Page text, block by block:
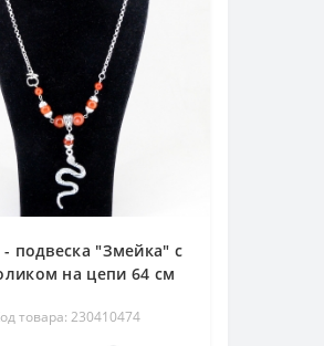
подвеска "Змейка" с
на цепи 64 см
товара: 230410474